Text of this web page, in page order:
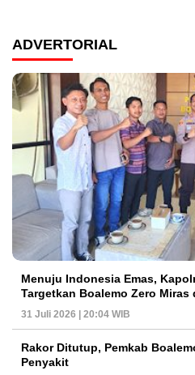
ADVERTORIAL
Menuju Indonesia Emas,
Targetkan Boalemo Zero Miras
31 Juli 2026 | 20:04 WIB
Rakor Ditutup, Pemkab
Penyakit